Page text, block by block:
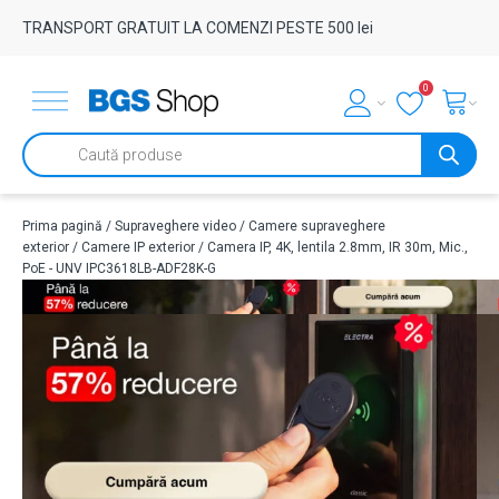
TRANSPORT GRATUIT LA COMENZI PESTE 500 lei
0
Products
search
Prima pagină / Supraveghere video / Camere supraveghere
exterior / Camere IP exterior / Camera IP, 4K, lentila 2.8mm, IR 30m, Mic.,
PoE - UNV IPC3618LB-ADF28K-G